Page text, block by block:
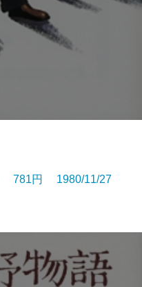
781円 1980/11/27